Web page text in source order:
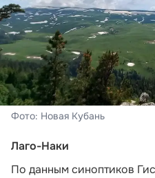
Фото: Новая Кубань
Лаго-Наки
По данным синоптиков